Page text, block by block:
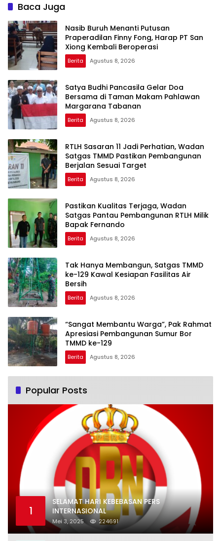
Baca Juga
Nasib Buruh Menanti Putusan
Praperadilan Finny Fong, Harap PT San
Xiong Kembali Beroperasi
Berita Agustus 8, 2026
Satya Budhi Pancasila Gelar Doa
Bersama di Taman Makam Pahlawan
Margarana Tabanan
Berita Agustus 8, 2026
RTLH Sasaran 11 Jadi Perhatian, Wadan
Satgas TMMD Pastikan Pembangunan
Berjalan Sesuai Target
Berita Agustus 8, 2026
Pastikan Kualitas Terjaga, Wadan
Satgas Pantau Pembangunan RTLH Milik
Bapak Fernando
Berita Agustus 8, 2026
Tak Hanya Membangun, Satgas TMMD
ke-129 Kawal Kesiapan Fasilitas Air
Bersih
Berita Agustus 8, 2026
“Sangat Membantu Warga”, Pak Rahmat
Apresiasi Pembangunan Sumur Bor
TMMD ke-129
Berita Agustus 8, 2026
Popular Posts
1
SELAMAT HARI KEBEBASAN PERS
INTERNASIONAL
Mei 3, 2025 224691